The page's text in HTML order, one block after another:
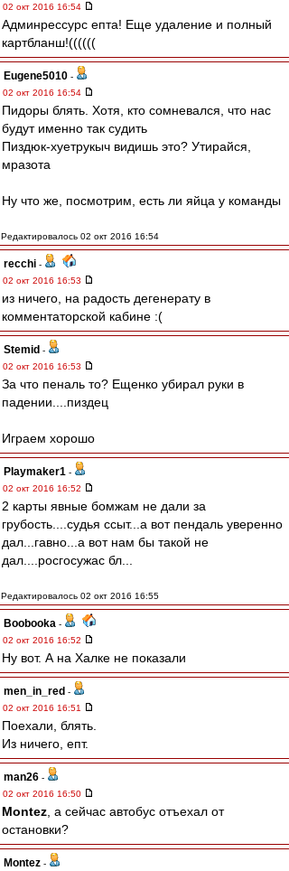
02 окт 2016 16:54
Админрессурс епта! Еще удаление и полный
картбланш!((((((
Eugene5010 -
02 окт 2016 16:54
Пидоры блять. Хотя, кто сомневался, что нас
будут именно так судить
Пиздюк-хуетрукыч видишь это? Утирайся,
мразота
Ну что же, посмотрим, есть ли яйца у команды
Редактировалось 02 окт 2016 16:54
recchi -
02 окт 2016 16:53
из ничего, на радость дегенерату в
комментаторской кабине :(
Stemid -
02 окт 2016 16:53
За что пеналь то? Ещенко убирал руки в
падении....пиздец
Играем хорошо
Playmaker1 -
02 окт 2016 16:52
2 карты явные бомжам не дали за
грубость....судья ссыт...а вот пендаль уверенно
дал...гавно...а вот нам бы такой не
дал....росгосужас бл...
Редактировалось 02 окт 2016 16:55
Boobooka -
02 окт 2016 16:52
Ну вот. А на Халке не показали
men_in_red -
02 окт 2016 16:51
Поехали, блять.
Из ничего, епт.
man26 -
02 окт 2016 16:50
Montez , а сейчас автобус отъехал от
остановки?
Montez -